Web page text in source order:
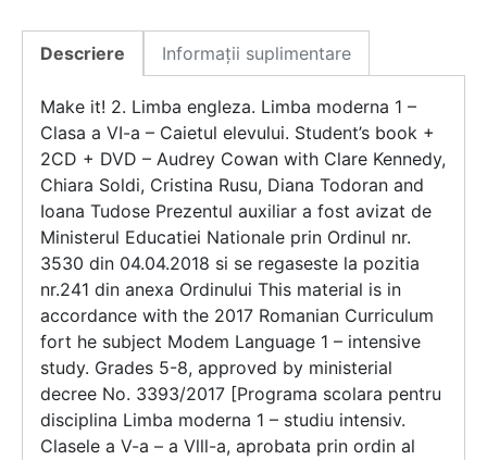
Descriere Informații suplimentare
Make it! 2. Limba engleza. Limba moderna 1 –
Clasa a VI-a – Caietul elevului. Student’s book +
2CD + DVD – Audrey Cowan with Clare Kennedy,
Chiara Soldi, Cristina Rusu, Diana Todoran and
Ioana Tudose Prezentul auxiliar a fost avizat de
Ministerul Educatiei Nationale prin Ordinul nr.
3530 din 04.04.2018 si se regaseste la pozitia
nr.241 din anexa Ordinului This material is in
accordance with the 2017 Romanian Curriculum
fort he subject Modem Language 1 – intensive
study. Grades 5-8, approved by ministerial
decree No. 3393/2017 [Programa scolara pentru
disciplina Limba moderna 1 – studiu intensiv.
Clasele a V-a – a Vlll-a, aprobata prin ordin al